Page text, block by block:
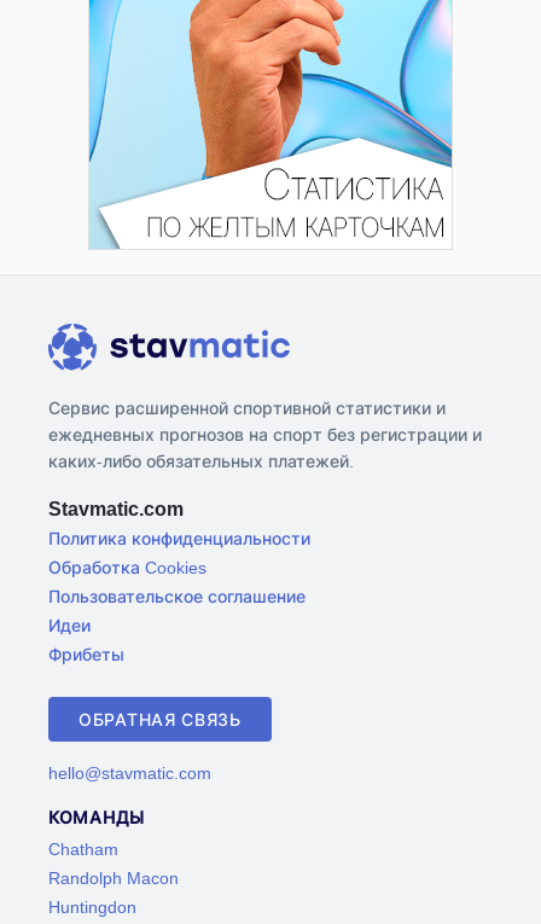
Сервис расширенной спортивной статистики и
ежедневных прогнозов на спорт без регистрации и
каких-либо обязательных платежей.
Stavmatic.com
Политика конфиденциальности
Обработка Cookies
Пользовательское соглашение
Идеи
Фрибеты
ОБРАТНАЯ СВЯЗЬ
hello@stavmatic.com
КОМАНДЫ
Chatham
Randolph Macon
Huntingdon